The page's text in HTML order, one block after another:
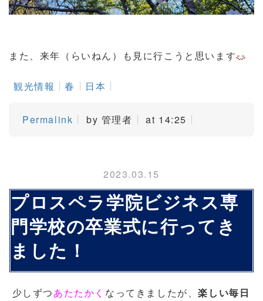
また、来年（らいねん）も見に行こうと思います
観光情報 春 日本
Permalink by 管理者 at 14:25
2023.03.15
プロスペラ学院ビジネス専
門学校の卒業式に行ってき
ました！
少しずつあたたかく なってきましたが、楽しい毎日